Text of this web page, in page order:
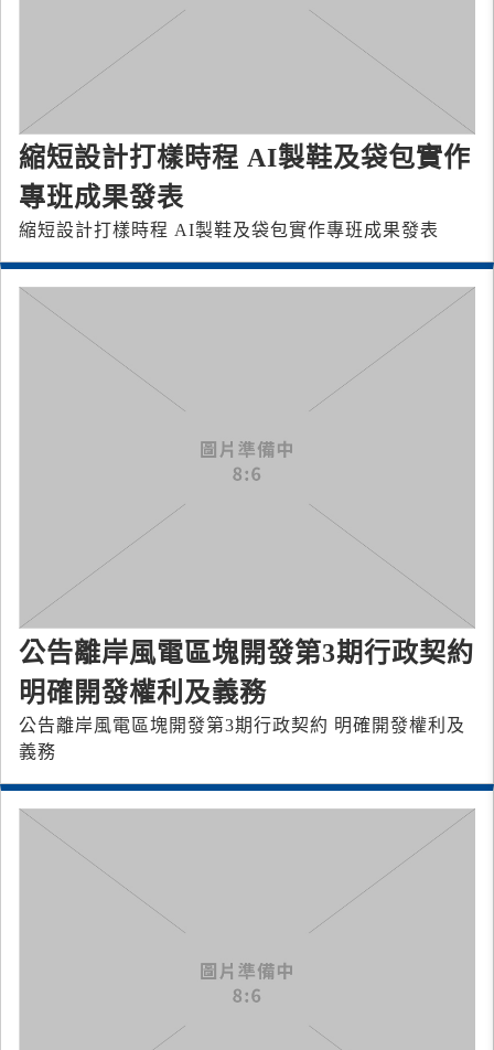
縮短設計打樣時程 AI製鞋及袋包實作
專班成果發表
縮短設計打樣時程 AI製鞋及袋包實作專班成果發表
公告離岸風電區塊開發第3期行政契約
明確開發權利及義務
公告離岸風電區塊開發第3期行政契約 明確開發權利及
義務